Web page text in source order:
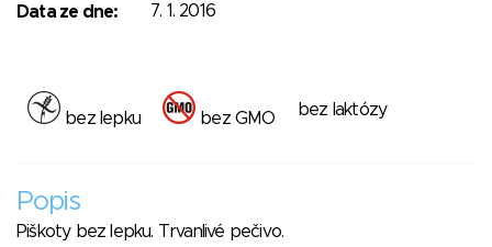
Data ze dne:
7. 1. 2016
bez lepku bez GMO bez laktózy
Popis
Piškoty bez lepku. Trvanlivé pečivo.